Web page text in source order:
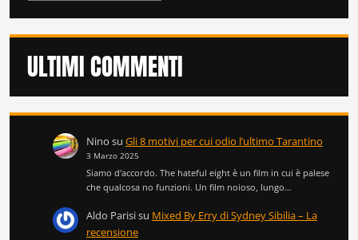
ULTIMI COMMENTI
Nino su Gli 8 motivi per cui odio l’ultimo Tarantino
3 Marzo 2025
Siamo d'accordo. The hateful eight è un film in cui è palese
che qualcosa no funzioni. Un film noioso, lungo…
Aldo Parisisu Mixed By Erry di Sydney Sibilia – La
recensione